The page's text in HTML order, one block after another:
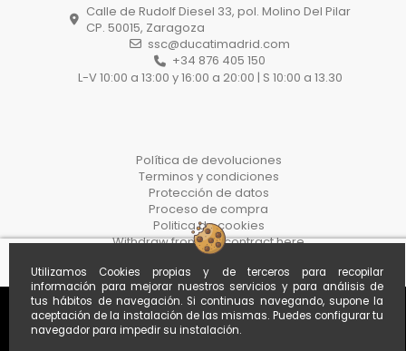
Utilizamos Cookies propias y de terceros para recopilar
información para mejorar nuestros servicios y para análisis de
tus hábitos de navegación. Si continuas navegando, supone la
aceptación de la instalación de las mismas. Puedes configurar tu
navegador para impedir su instalación.
Calle de Rudolf Diesel 33, pol. Molino Del Pilar
CP. 50015, Zaragoza
ssc@ducatimadrid.com
+34 876 405 150
L-V 10:00 a 13:00 y 16:00 a 20:00 | S 10:00 a 13.30
Política de devoluciones
Terminos y condiciones
Protección de datos
Proceso de compra
Politica de cookies
Withdraw from the contract here